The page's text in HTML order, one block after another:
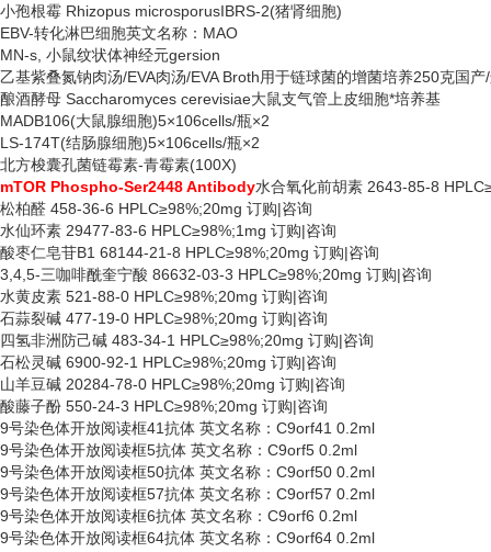
小孢根霉 Rhizopus microsporusIBRS-2(猪肾细胞)
EBV-转化淋巴细胞英文名称：MAO
MN-s, 小鼠纹状体神经元gersion
乙基紫叠氮钠肉汤/EVA肉汤/EVA Broth用于链球菌的增菌培养250克国产
酿酒酵母 Saccharomyces cerevisiae大鼠支气管上皮细胞*培养基
MADB106(大鼠腺细胞)5×106cells/瓶×2
LS-174T(结肠腺细胞)5×106cells/瓶×2
北方梭囊孔菌链霉素-青霉素(100X)
mTOR Phospho-Ser2448 Antibody水合氧化前胡素 2643-85-8
松柏醛 458-36-6 HPLC≥98%;20mg 订购|咨询
水仙环素 29477-83-6 HPLC≥98%;1mg 订购|咨询
酸枣仁皂苷B1 68144-21-8 HPLC≥98%;20mg 订购|咨询
3,4,5-三咖啡酰奎宁酸 86632-03-3 HPLC≥98%;20mg 订购|咨询
水黄皮素 521-88-0 HPLC≥98%;20mg 订购|咨询
石蒜裂碱 477-19-0 HPLC≥98%;20mg 订购|咨询
四氢非洲防己碱 483-34-1 HPLC≥98%;20mg 订购|咨询
石松灵碱 6900-92-1 HPLC≥98%;20mg 订购|咨询
山羊豆碱 20284-78-0 HPLC≥98%;20mg 订购|咨询
酸藤子酚 550-24-3 HPLC≥98%;20mg 订购|咨询
9号染色体开放阅读框41抗体 英文名称：C9orf41 0.2ml
9号染色体开放阅读框5抗体 英文名称：C9orf5 0.2ml
9号染色体开放阅读框50抗体 英文名称：C9orf50 0.2ml
9号染色体开放阅读框57抗体 英文名称：C9orf57 0.2ml
9号染色体开放阅读框6抗体 英文名称：C9orf6 0.2ml
9号染色体开放阅读框64抗体 英文名称：C9orf64 0.2ml